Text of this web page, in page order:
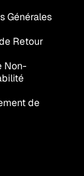
Générales
Retour
Non-
de